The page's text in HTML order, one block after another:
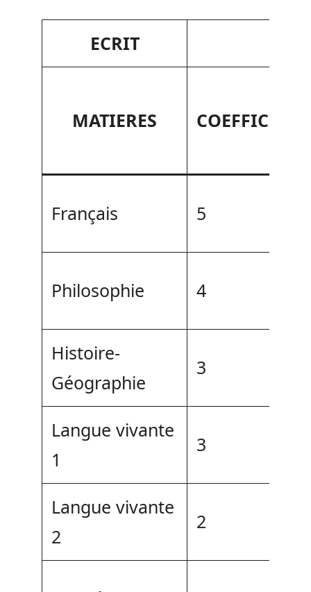
ECRIT
MATIERES
Français 5
Philosophie 4
Histoire-
Géographie
3
Langue vivante
1
3
Langue vivante
2
2